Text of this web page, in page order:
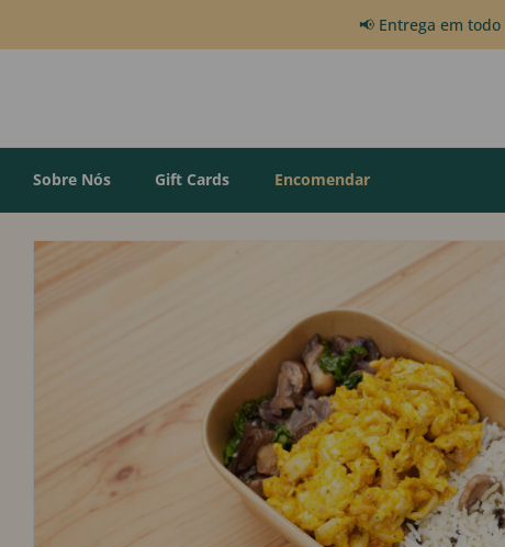
📢 Entrega em todo
Sobre Nós Gift Cards Encomendar